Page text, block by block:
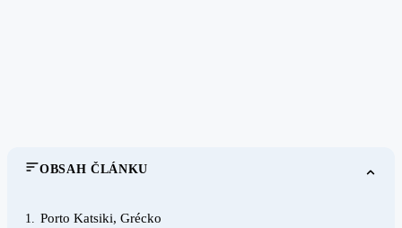
OBSAH ČLÁNKU
1. Porto Katsiki, Grécko